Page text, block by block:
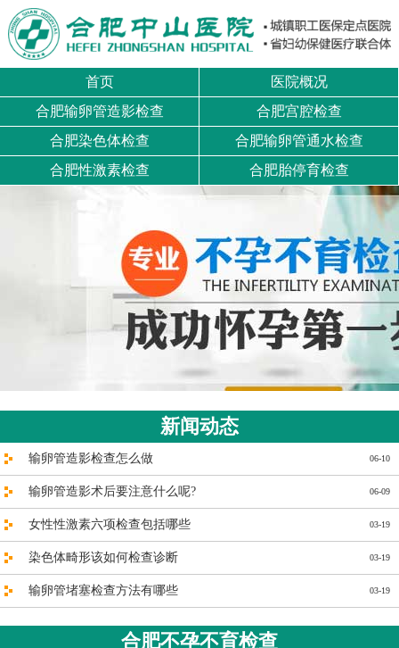
首页
医院概况
合肥输卵管造影检查
合肥宫腔检查
合肥染色体检查
合肥输卵管通水检查
合肥性激素检查
合肥胎停育检查
新闻动态
06-10
输卵管造影检查怎么做
06-09
输卵管造影术后要注意什么呢?
03-19
女性性激素六项检查包括哪些
03-19
染色体畸形该如何检查诊断
03-19
输卵管堵塞检查方法有哪些
合肥不孕不育检查